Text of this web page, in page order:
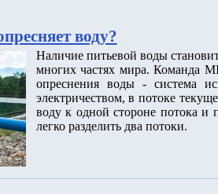
воду?
Наличие питьевой воды
многих частях мира. Команда
опреснения воды - система
электричеством, в потоке
воду к одной стороне потока и
легко разделить два потоки.